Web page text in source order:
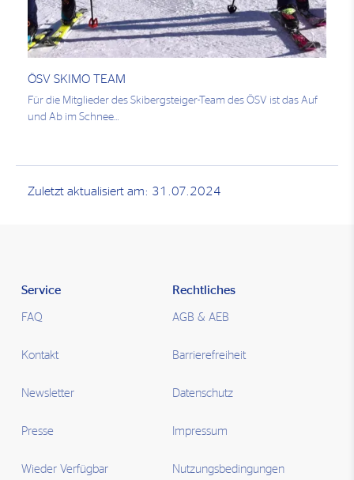
ÖSV SKIMO TEAM
Für die Mitglieder des Skibergsteiger-Team des ÖSV ist das Auf
und Ab im Schnee…
Zuletzt aktualisiert am: 31.07.2024
Service
FAQ
Kontakt
Newsletter
Presse
Wieder Verfügbar
Rechtliches
AGB & AEB
Barrierefreiheit
Datenschutz
Impressum
Nutzungsbedingungen